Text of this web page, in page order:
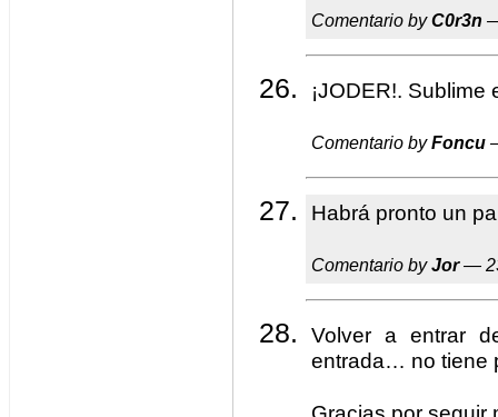
Comentario byC0r3n
¡JODER!. Sublime
Comentario byFoncu
Habrá pronto un
Comentario byJor—
Volver a entrar
entrada… no tiene